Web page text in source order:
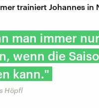
trainiert Johannes in
man immer
wenn die
kann."
Höpfl